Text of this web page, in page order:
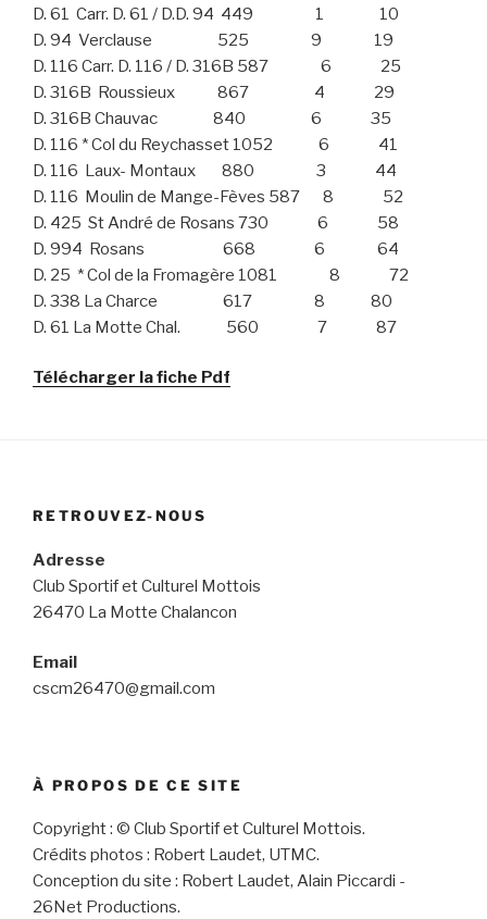
D. 61 Carr. D. 61 / D.D. 94 449 1 10
D. 94 Verclause 525 9 19
D. 116 Carr. D. 116 / D. 316B 587 6 25
D. 316B Roussieux 867 4 29
D. 316B Chauvac 840 6 35
D. 116 * Col du Reychasset 1052 6 41
D. 116 Laux- Montaux 880 3 44
D. 116 Moulin de Mange-Fèves 587 8 52
D. 425 St André de Rosans 730 6 58
D. 994 Rosans 668 6 64
D. 25 * Col de la Fromagère 1081 8 72
D. 338 La Charce 617 8 80
D. 61 La Motte Chal. 560 7 87
Télécharger la fiche Pdf
RETROUVEZ-NOUS
Adresse
Club Sportif et Culturel Mottois
26470 La Motte Chalancon
Email
cscm26470@gmail.com
À PROPOS DE CE SITE
Copyright : © Club Sportif et Culturel Mottois.
Crédits photos : Robert Laudet, UTMC.
Conception du site : Robert Laudet, Alain Piccardi -
26Net Productions.